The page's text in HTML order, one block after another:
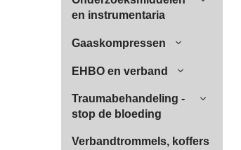
en instrumentaria
Gaaskompressen
EHBO en verband
Traumabehandeling -
stop de bloeding
Verbandtrommels, koffers